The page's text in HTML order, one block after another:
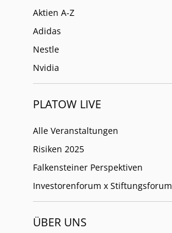
Aktien A-Z
Adidas
Nestle
Nvidia
PLATOW LIVE
Alle Veranstaltungen
Risiken 2025
Falkensteiner Perspektiven
Investorenforum x Stiftungsforum
ÜBER UNS